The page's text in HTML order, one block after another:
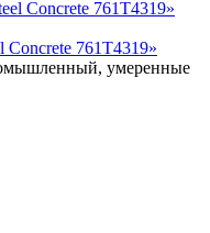
Concrete 761T4319»
умеренные